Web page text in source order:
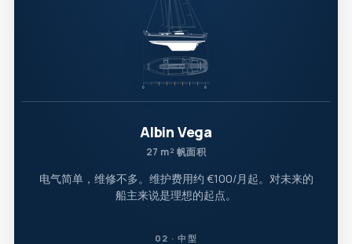
Albin Vega
27 m² 帆面积
电气简单，维修不多。维护费用约 €100/月起。对未来的
船主来说是理想的起点。
02 · 中型